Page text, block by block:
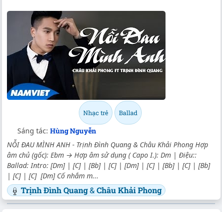
Nhạc trẻ Ballad
Sáng tác: Hùng Nguyễn
NỖI ĐAU MÌNH ANH - Trịnh Đình Quang & Châu Khải Phong Hợp
âm chủ (gốc): Ebm → Hợp âm sử dụng ( Capo I.): Dm | Điệu::
Ballad: Intro: [Dm] | [C] | [Bb] | [C] | [Dm] | [C] | [Bb] | [C] | [Bb]
| [C] | [C] [Dm] Cố nhắm m...
Trịnh Đình Quang&Châu Khải Phong